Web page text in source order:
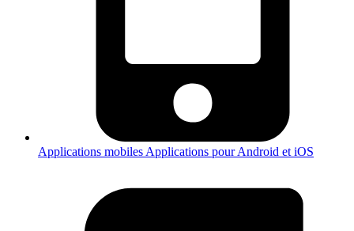
Applications mobiles Applications pour Android et iOS